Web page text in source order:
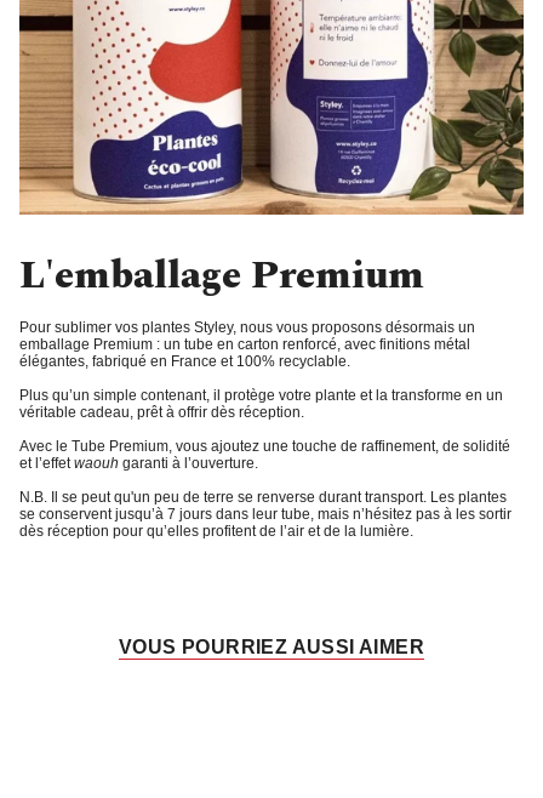
L'emballage Premium
Pour sublimer vos plantes Styley, nous vous proposons désormais un
emballage Premium : un tube en carton renforcé, avec finitions métal
élégantes, fabriqué en France et 100% recyclable.
Plus qu’un simple contenant, il protège votre plante et la transforme en un
véritable cadeau, prêt à offrir dès réception.
Avec le Tube Premium , vous ajoutez une touche de raffinement, de solidité
et l’effetwaouh garanti à l’ouverture
N.B. Il se peut qu'un peu de terre se renverse durant transport. Les plantes
se conservent jusqu’à 7 jours dans leur tube, mais n’hésitez pas à les sortir
dès réception pour qu’elles profitent de l’air et de la lumière.
VOUS POURRIEZ AUSSI AIMER